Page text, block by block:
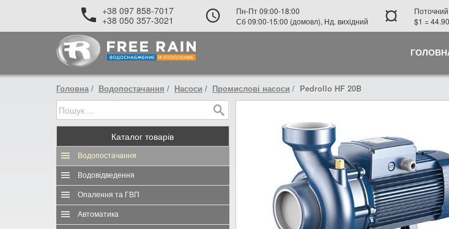
+38 097 858-7017
+38 050 357-3021
Пн-Пт 09:00-18:00
Сб 09:00-15:00 (домовл), Нд. вихідний
¤
$1 =
Головна Водопостачання Насоси Промислові насоси Pedrollo HF 20B
Каталог товарів
Водопостачання
Водовідведення
Опалення та ГВП
Автоматика